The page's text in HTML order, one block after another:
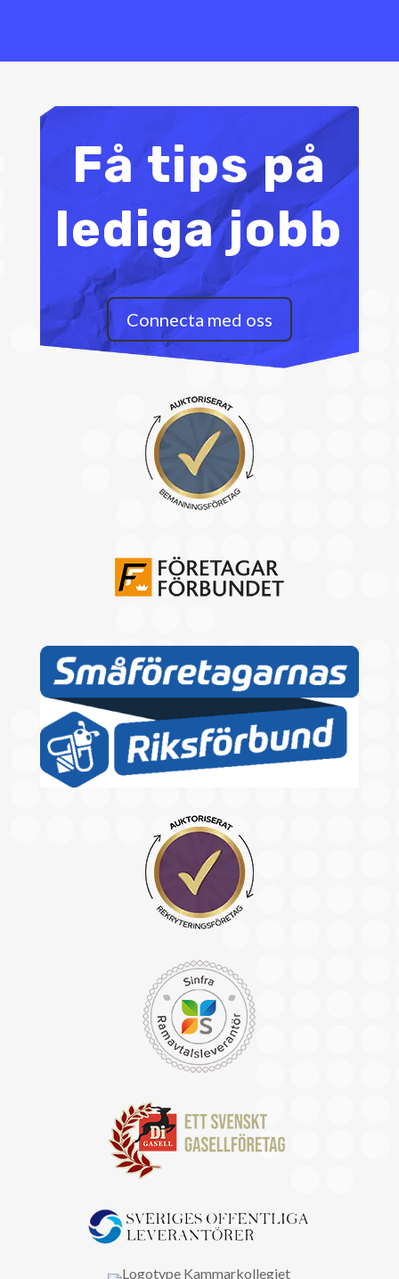
Få tips på
lediga jobb
Connecta med oss